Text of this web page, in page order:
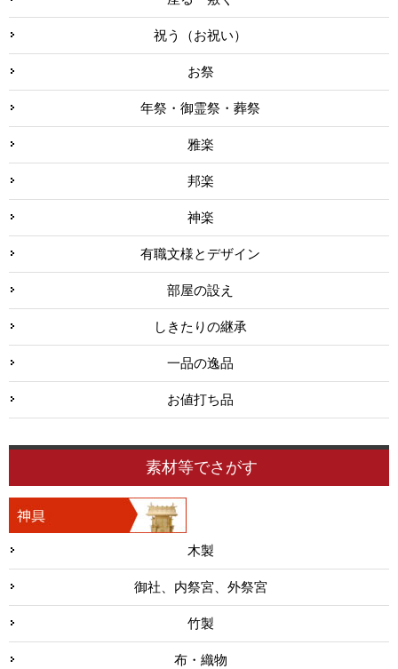
祝う（お祝い）
お祭
年祭・御霊祭・葬祭
雅楽
邦楽
神楽
有職文様とデザイン
部屋の設え
しきたりの継承
一品の逸品
お値打ち品
素材等でさがす
木製
御社、内祭宮、外祭宮
竹製
布・織物